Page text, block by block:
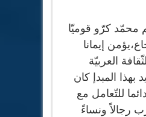
محمّد كرّو قوميّا
إيمانا
العربيّة
بهذا المبدإ كان
للتّعامل مع
رجالاً ونساءً